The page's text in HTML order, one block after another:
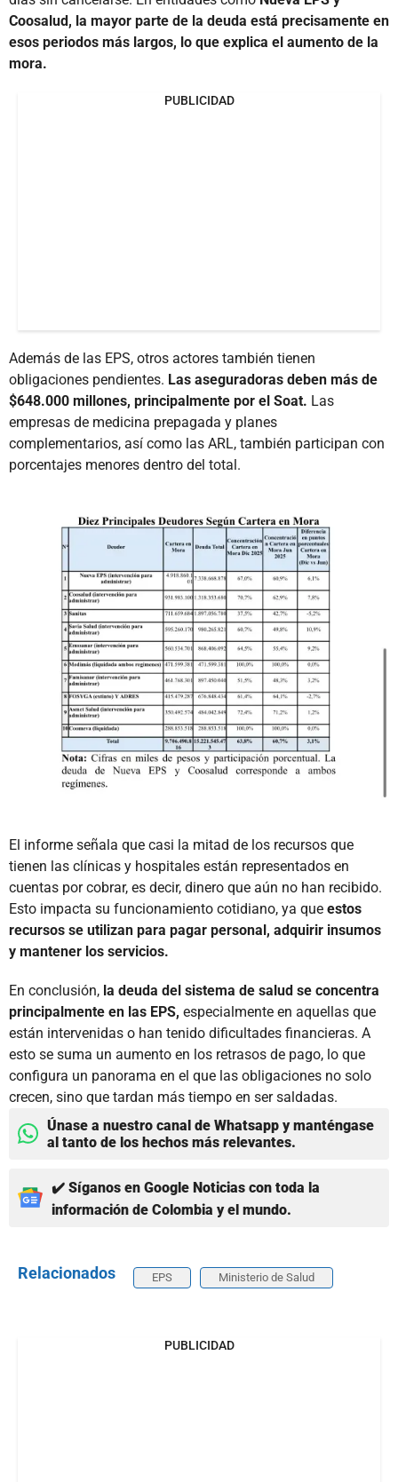
Coosalud, la mayor parte de la deuda está precisamente en
esos periodos más largos, lo que explica el aumento de la
mora.
PUBLICIDAD
Además de las EPS, otros actores también tienen
obligaciones pendientes. Las aseguradoras deben más de
$648.000 millones, principalmente por el Soat. Las
empresas de medicina prepagada y planes
complementarios, así como las ARL, también participan con
porcentajes menores dentro del total.
El informe señala que casi la mitad de los recursos que
tienen las clínicas y hospitales están representados en
cuentas por cobrar, es decir, dinero que aún no han recibido.
Esto impacta su funcionamiento cotidiano, ya que estos
recursos se utilizan para pagar personal, adquirir insumos
y mantener los servicios.
En conclusión, la deuda del sistema de salud se concentra
principalmente en las EPS, especialmente en aquellas que
están intervenidas o han tenido dificultades financieras. A
esto se suma un aumento en los retrasos de pago, lo que
configura un panorama en el que las obligaciones no solo
crecen, sino que tardan más tiempo en ser saldadas.
Únase a nuestro canal de Whatsapp y manténgase
al tanto de los hechos más relevantes.
✔️ Síganos en Google Noticias con toda la
información de Colombia y el mundo.
Relacionados EPS Ministerio de Salud
PUBLICIDAD